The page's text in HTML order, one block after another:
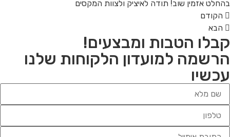
בהחלט אזמין שוב! תודה לאיציק ולצוות המקסים
הקודם
הבא
קבלו הטבות ומבצעים!
הרשמה למועדון הלקוחות שלנו
עכשיו